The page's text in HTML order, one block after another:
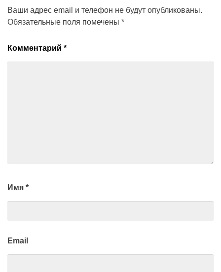
Ваши адрес email и телефон не будут опубликованы.
Обязательные поля помечены *
Комментарий *
Имя *
Email